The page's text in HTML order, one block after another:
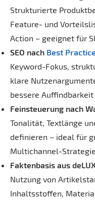
Strukturierte
Feature- und
Action – geeignet für
SEO nach Best Practice
Keyword-Fokus,
klare
bessere
Feinsteuerung nach
Tonalität, Textlänge
definieren – ideal für
Multichannel-
Faktenbasis aus
Nutzung von
Inhaltsstoffen,